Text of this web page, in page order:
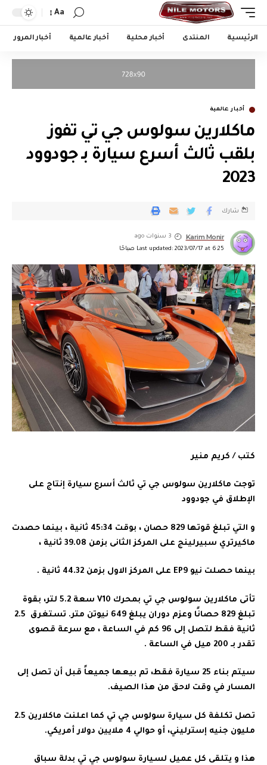
Aa
الرئيسية المنتدى أخبار محلية أخبار عالمية أخبار المرور
أخبار عالمية
ماكلارين سولوس جي تي تفوز
بلقب ثالث أسرع سيارة بـ جودوود
2023
Last updated: 2023/07/17 at 6:25 صباحًا
Karim Monir 3 سنوات ago
شارك
كتب / كريم منير
توجت ماكلارين سولوس جي تي ثالث أسرع سيارة إنتاج على
الإطلاق في جودوود
و التي تبلغ قوتها 829 حصان ، بوقت 45:34 ثانية ، بينما حصدت
ماكيرتري سبيرلينج على المركز الثانى بزمن 39.08 ثانية ،
بينما حصلت نيو EP9 على المركز الاول بزمن 44.32 ثانية .
تأتى ماكلارين سولوس جي تي بمحرك V10 سعة 5.2 لتر، بقوة
تبلغ 829 حصانًا وعزم دوران يبلغ 649 نيوتن متر. تستغرق 2.5
ثانية فقط لتصل إلى 96 كم في الساعة ، مع سرعة قصوى
تقدر بـ 200 ميل في الساعة .
سيتم بناء 25 سيارة فقط، تم بيعها جميعاً قبل أن تصل إلى
المسار في وقت لاحق من هذا الصيف.
تصل تكلفة كل سيارة سولوس جي تي كما اعلنت ماكلارين 2.5
مليون جنيه إسترليني، أو حوالي 4 ملايين دولار أمريكي.
هذا و يتلقى كل عميل لسيارة سولوس جي تي بدلة سباق